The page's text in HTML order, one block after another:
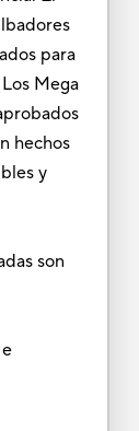
para
Mega
hechos
y
son